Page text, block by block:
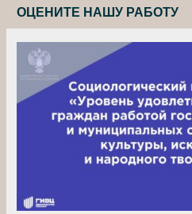
ОЦЕНИТЕ НАШУ РАБОТУ